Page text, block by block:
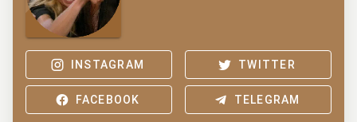
INSTAGRAM TWITTER
FACEBOOK TELEGRAM